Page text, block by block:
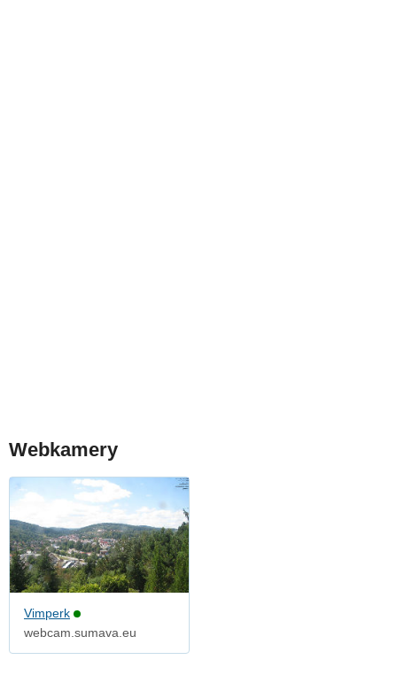
Webkamery
Vimperk
webcam.sumava.eu